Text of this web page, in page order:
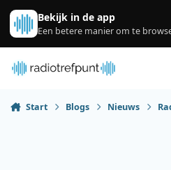
Spring naar bijdragen
Bekijk in de app
Een betere manier om te
Start Blogs Nieuws